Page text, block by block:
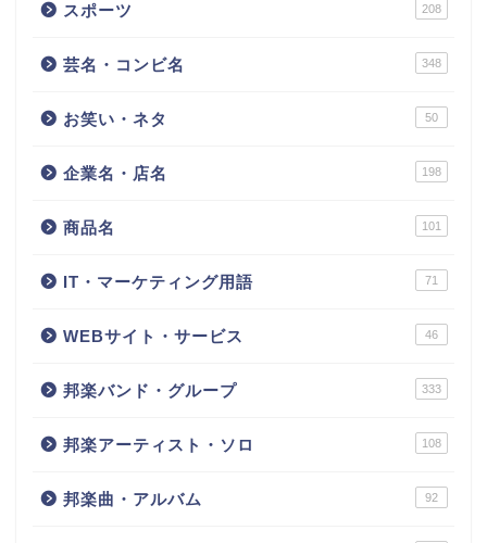
スポーツ 208
芸名・コンビ名 348
お笑い・ネタ 50
企業名・店名 198
商品名 101
IT・マーケティング用語 71
WEBサイト・サービス 46
邦楽バンド・グループ 333
邦楽アーティスト・ソロ 108
邦楽曲・アルバム 92